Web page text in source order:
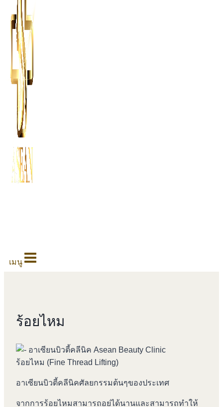
เมนู
ร้อยไหม
ร้อยไหม (Fine Thread Lifting)
อาเซียนบิวตี้คลีนิคศัลยกรรมต้นๆของประเทศ
จากการร้อยไหมสามารถอย่ได้นานและสามารถทำให้